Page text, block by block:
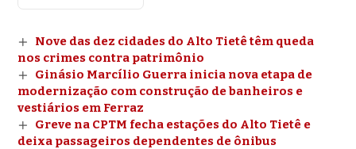
Nove das dez cidades do Alto Tietê têm queda
nos crimes contra patrimônio
Ginásio Marcílio Guerra inicia nova etapa de
modernização com construção de banheiros e
vestiários em Ferraz
Greve na CPTM fecha estações do Alto Tietê e
deixa passageiros dependentes de ônibus